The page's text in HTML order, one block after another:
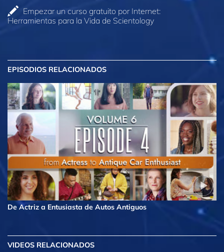
Empezar un curso gratuito por Internet:
Herramientas para la Vida de Scientology
EPISODIOS RELACIONADOS
De Actriz a Entusiasta de Autos Antiguos
VIDEOS RELACIONADOS